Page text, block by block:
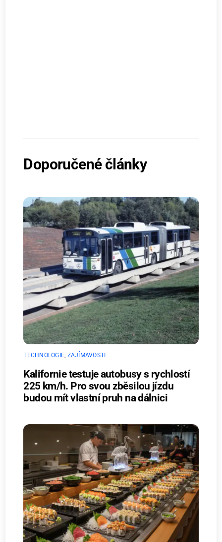
Doporučené články
TECHNOLOGIE, ZAJÍMAVOSTI
Kalifornie testuje autobusy s rychlostí
225 km/h. Pro svou zběsilou jízdu
budou mít vlastní pruh na dálnici